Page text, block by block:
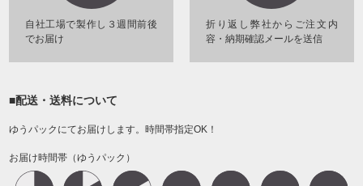
折り返し弊社からご注文内
容・納期確認メールを送信
自社工場で製作し３週間前後
でお届け
■配送・送料について
ゆうパックにてお届けします。時間帯指定OK！
お届け時間帯（ゆうパック）